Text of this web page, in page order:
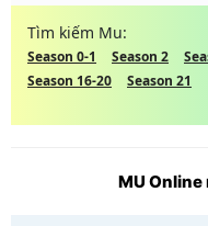
Tìm kiếm Mu:
Season 0-1 Season 2
Season 16-20
Season 21
MU